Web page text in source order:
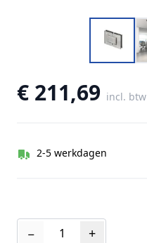
€ 211,69 incl. btw
2-5 werkdagen
− +